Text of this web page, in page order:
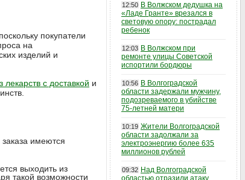
покупатели
на
изделий и
лекарств с доставкой и
заказа имеются
выходить из
такой возможности
12:50 В Волжском дедушка на
«Ладе Гранте» врезался в
световую опору: пострадал
ребенок
12:03 В Волжском при
ремонте улицы Советской
испортили бордюры
10:56 В Волгоградской
области задержали мужчину,
подозреваемого в убийстве
75-летней матери
10:19 Жители Волгоградской
области задолжали за
электроэнергию более 635
миллионов рублей
09:32 Над Волгоградской
областью отразили атаку